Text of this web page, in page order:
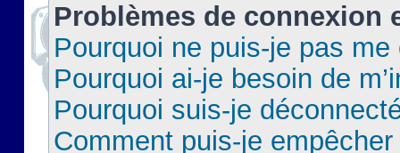
Problèmes de connexion
Pourquoi ne puis-je pas
Pourquoi ai-je besoin de
Pourquoi suis-je
Comment puis-je